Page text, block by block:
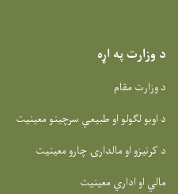
د وزارت په اړه
د وزارت مقام
د اوبو لګولو او طبیعي سرچینو معینیت
د کرنیزو او مالدارۍ چارو معینیت
مالي او اداري معینیت